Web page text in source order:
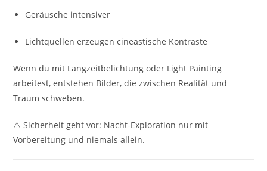
Geräusche intensiver
Lichtquellen erzeugen cineastische Kontraste
Wenn du mit Langzeitbelichtung oder Light Painting
arbeitest, entstehen Bilder, die zwischen Realität und
Traum schweben.
⚠️ Sicherheit geht vor: Nacht-Exploration nur mit
Vorbereitung und niemals allein.